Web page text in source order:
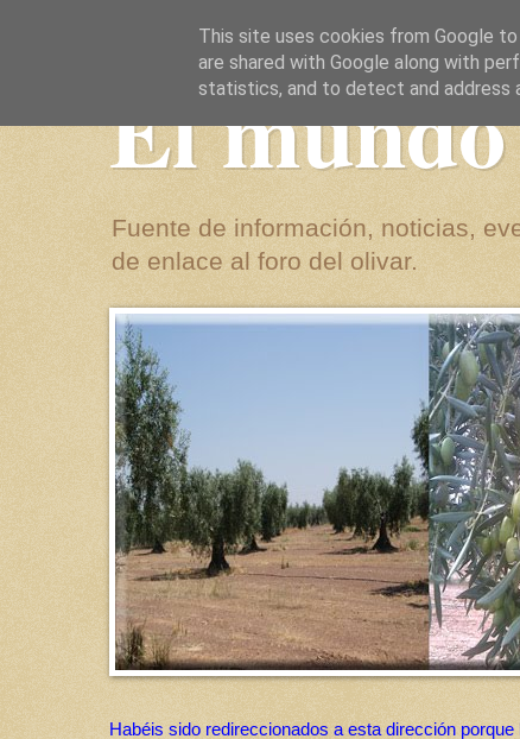
El
Fuente de información, noticias,
de enlace al foro del olivar.
Habéis sido redireccionados a esta dirección
This site uses cookies from Google
are shared with Google along with
statistics, and to detect and address